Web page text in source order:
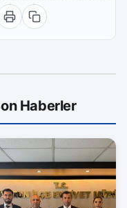
Haberler